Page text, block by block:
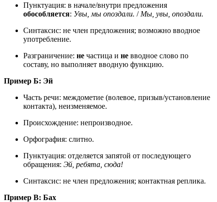
Пунктуация: в начале/внутри предложения
обособляется: Увы, мы опоздали. / Мы, увы, опоздали.
Синтаксис: не член предложения; возможно вводное
употребление.
Разграничение: не частица и не вводное слово по
составу, но выполняет вводную функцию.
Пример Б: Эй
Часть речи: междометие (волевое, призыв/установление
контакта), неизменяемое.
Происхождение: непроизводное.
Орфография: слитно.
Пунктуация: отделяется запятой от последующего
обращения: Эй, ребята, сюда!
Синтаксис: не член предложения; контактная реплика.
Пример В: Бах